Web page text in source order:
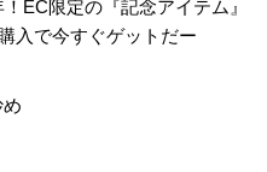
EC限定の『記念アイテム』
入で今すぐゲットだー